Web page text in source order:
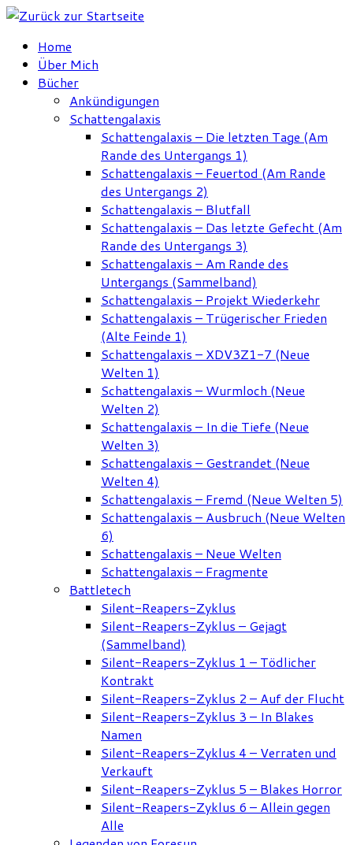
Zum
springenHome
Über Mich
Bücher
Ankündigungen
Schattengalaxis
Schattengalaxis – Die letzten Tage (Am
Rande des Untergangs 1)
Schattengalaxis – Feuertod (Am Rande
des Untergangs 2)
Schattengalaxis – Blutfall
Schattengalaxis – Das letzte Gefecht (Am
Rande des Untergangs 3)
Schattengalaxis – Am Rande des
Untergangs (Sammelband)
Schattengalaxis – Projekt Wiederkehr
Schattengalaxis – Trügerischer Frieden
(Alte Feinde 1)
Schattengalaxis – XDV3Z1-7 (Neue
Welten 1)
Schattengalaxis – Wurmloch (Neue
Welten 2)
Schattengalaxis – In die Tiefe (Neue
Welten 3)
Schattengalaxis – Gestrandet (Neue
Welten 4)
Schattengalaxis – Fremd (Neue Welten 5)
Schattengalaxis – Ausbruch (Neue Welten
6)
Schattengalaxis – Neue Welten
Schattengalaxis – Fragmente
Battletech
Silent-Reapers-Zyklus
Silent-Reapers-Zyklus – Gejagt
(Sammelband)
Silent-Reapers-Zyklus 1 – Tödlicher
Kontrakt
Silent-Reapers-Zyklus 2 – Auf der Flucht
Silent-Reapers-Zyklus 3 – In Blakes
Namen
Silent-Reapers-Zyklus 4 – Verraten und
Verkauft
Silent-Reapers-Zyklus 5 – Blakes Horror
Silent-Reapers-Zyklus 6 – Allein gegen
Alle